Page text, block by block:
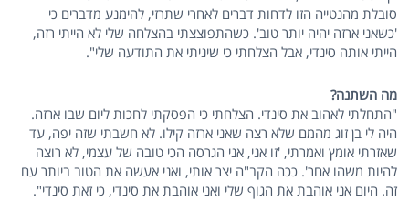
סובלת מהנטייה הזו לדחות דברים לאחרי שתרזי, להימנע מדברים כי
'כשאני ארזה יהיה יותר טוב'. כשהתפוצצתי בהצלחה שלי לא הייתי רזה,
הייתי אותה סינדי, אבל הצלחתי כי שיניתי את התודעה שלי".
מה השתנה?
"התחלתי לאהוב את סינדי. הצלחתי כי הפסקתי לחכות ליום שבו ארזה.
היה לי בן זוג מהמם שלא רצה שאני ארזה קילו. לא חשבתי שזה יפה, עד
שאזרתי אומץ ואמרתי, 'זו אני, אני הגרסה הכי טובה של עצמי, לא רוצה
להיות משהו אחר'. ככה הקב"ה יצר אותי, ואני אעשה את הטוב ביותר עם
זה. היום אני אוהבת את הגוף שלי ואני אוהבת את סינדי, כי זאת סינדי".